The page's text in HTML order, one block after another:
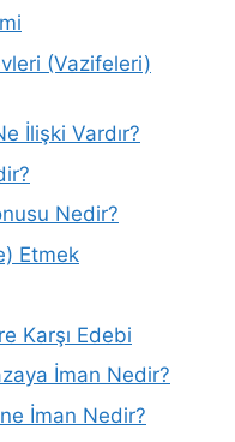
(Vazifeleri)
İlişki Vardır?
Nedir?
Etmek
Karşı Edebi
İman Nedir?
İman Nedir?